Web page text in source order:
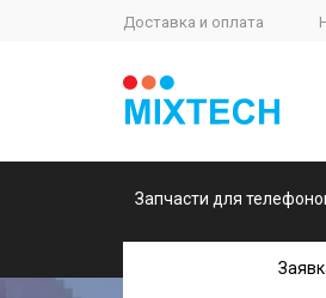
Доставка и оплата
Запчасти для